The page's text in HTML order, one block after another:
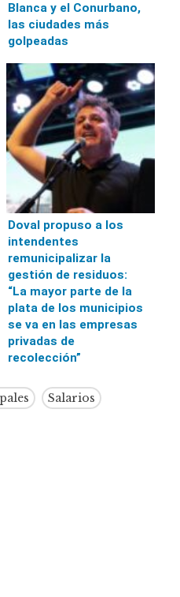
Blanca y el Conurbano,
las ciudades más
golpeadas
Doval propuso a los
intendentes
remunicipalizar la
gestión de residuos:
“La mayor parte de la
plata de los municipios
se va en las empresas
privadas de
recolección”
Salarios